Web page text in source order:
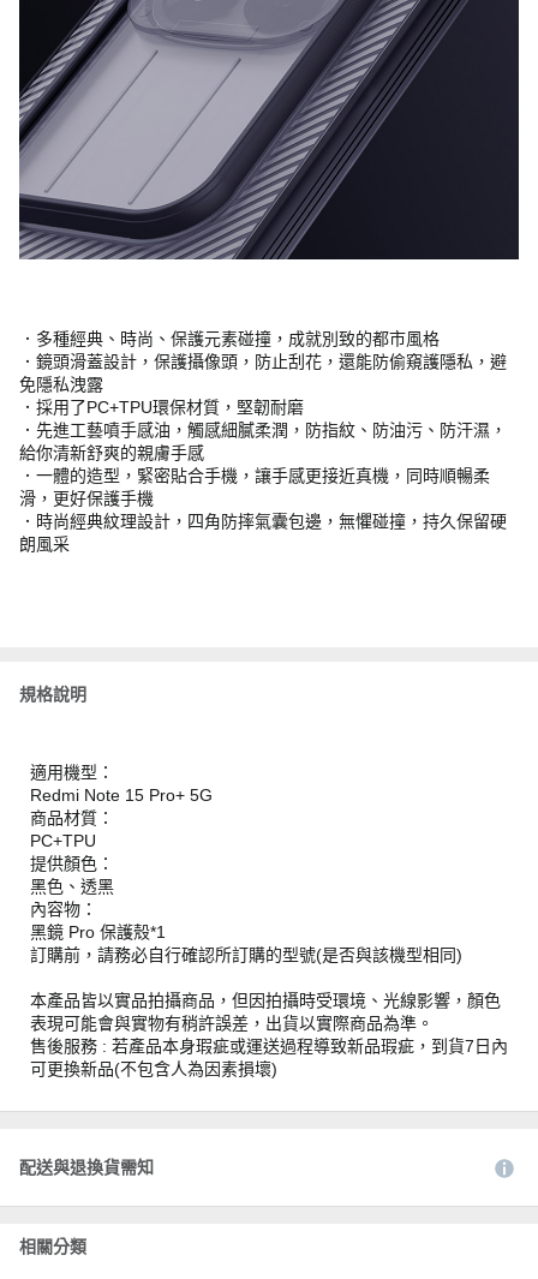
．多種經典、時尚、保護元素碰撞，成就別致的都市風格
．鏡頭滑蓋設計，保護攝像頭，防止刮花，還能防偷窺護隱私，避
免隱私洩露
．採用了PC+TPU環保材質，堅韌耐磨
．先進工藝噴手感油，觸感細膩柔潤，防指紋、防油污、防汗濕，
給你清新舒爽的親膚手感
．一體的造型，緊密貼合手機，讓手感更接近真機，同時順暢柔
滑，更好保護手機
．時尚經典紋理設計，四角防摔氣囊包邊，無懼碰撞，持久保留硬
朗風采
規格說明
適用機型：
Redmi Note 15 Pro+ 5G
商品材質：
PC+TPU
提供顏色：
黑色、透黑
內容物：
黑鏡 Pro 保護殼*1
訂購前，請務必自行確認所訂購的型號(是否與該機型相同)
本產品皆以實品拍攝商品，但因拍攝時受環境、光線影響，顏色
表現可能會與實物有稍許誤差，出貨以實際商品為準。
售後服務 : 若產品本身瑕疵或運送過程導致新品瑕疵，到貨7日內
可更換新品(不包含人為因素損壞)
配送與退換貨需知
相關分類